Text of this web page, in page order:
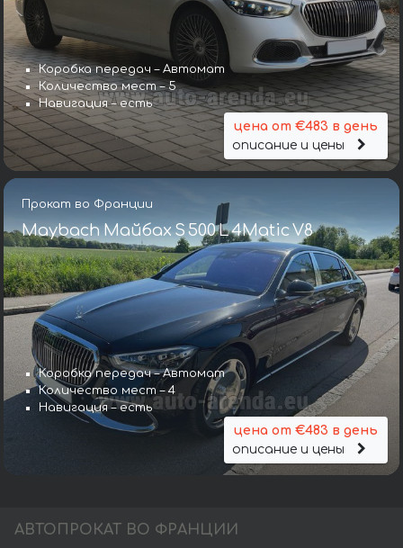
Коробка передач – Автомат
Количество мест – 5
Навигация – есть
цена от €483 в день
описание и цены
Прокат во Франции
Maybach Майбах S 500 L 4Matic V8
Коробка передач – Автомат
Количество мест – 4
Навигация – есть
цена от €483 в день
описание и цены
АВТОПРОКАТ ВО ФРАНЦИИ